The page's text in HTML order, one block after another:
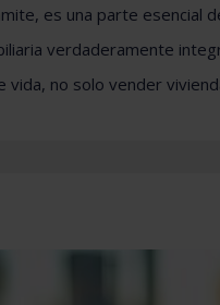
es una parte esencial
verdaderamente
vida, no solo vender